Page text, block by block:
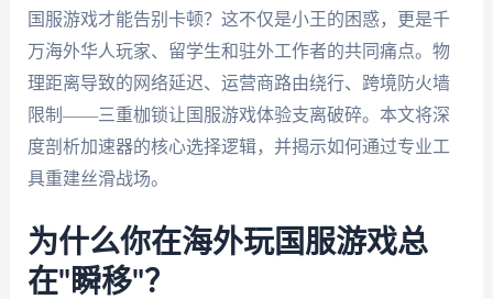
国服游戏才能告别卡顿？这不仅是小王的困惑，更是千
万海外华人玩家、留学生和驻外工作者的共同痛点。物
理距离导致的网络延迟、运营商路由绕行、跨境防火墙
限制——三重枷锁让国服游戏体验支离破碎。本文将深
度剖析加速器的核心选择逻辑，并揭示如何通过专业工
具重建丝滑战场。
为什么你在海外玩国服游戏总
在"瞬移"？